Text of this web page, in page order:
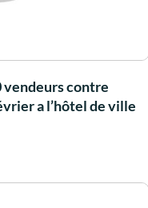
vendeurs contre
a l’hôtel de ville